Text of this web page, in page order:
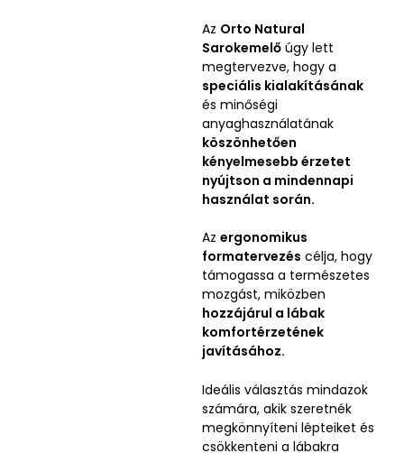
Az Orto Natural
Sarokemelő úgy lett
megtervezve, hogy a
speciális kialakításának
és minőségi
anyaghasználatának
köszönhetően
kényelmesebb érzetet
nyújtson a mindennapi
használat során.
Az ergonomikus
formatervezés célja, hogy
támogassa a természetes
mozgást, miközben
hozzájárul a lábak
komfortérzetének
javításához.
Ideális választás mindazok
számára, akik szeretnék
megkönnyíteni lépteiket és
csökkenteni a lábakra